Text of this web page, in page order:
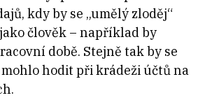
kdy by se „umělý zloděj“
člověk – například by
době. Stejně tak by se
hodit při krádeži účtů na